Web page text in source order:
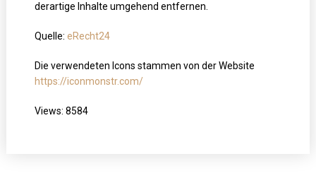
derartige Inhalte umgehend entfernen.
Quelle: eRecht24
Die verwendeten Icons stammen von der Website
https://iconmonstr.com/
Views: 8584